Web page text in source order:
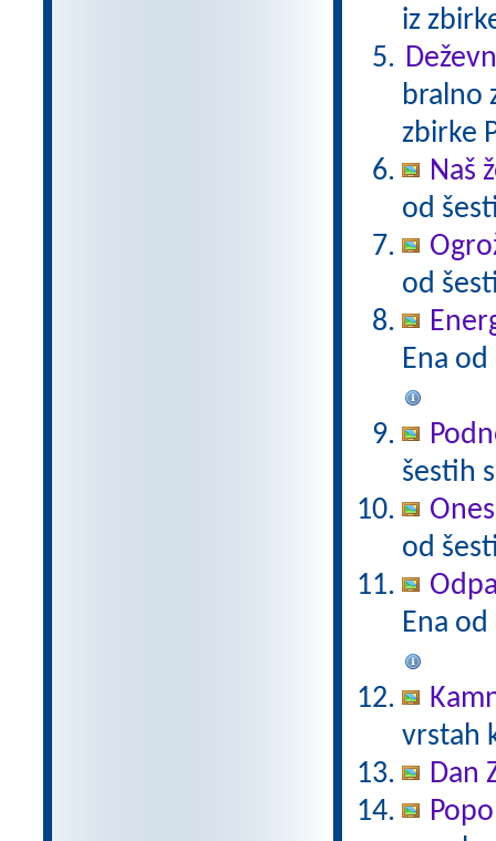
iz
bralno
zbirke
Naš
od
od
Ena
šestih
od
Ena
vrstah
Dan